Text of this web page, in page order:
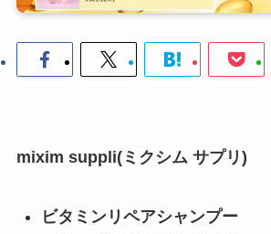
mixim suppli(ミクシム サプリ)
ビタミンリペアシャンプー